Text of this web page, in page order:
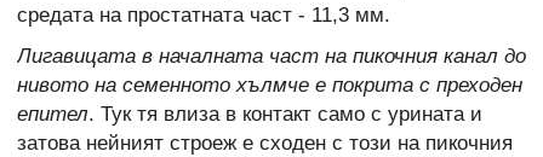
средата на простатната част - 11,3 мм.
Лигавицата в началната част на пикочния канал до
нивото на семенното хълмче е покрита с преходен
епител. Тук тя влиза в контакт само с урината и
затова нейният строеж е сходен с този на пикочния